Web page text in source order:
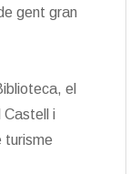
gent gran
el
Castell i
turisme